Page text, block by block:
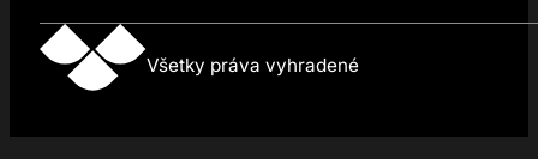
Všetky práva vyhradené